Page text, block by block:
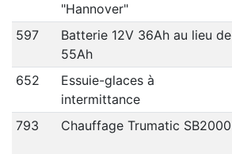
"Hannover"
597
Batterie 12V 36Ah au lieu de
55Ah
652
Essuie-glaces à
intermittance
793 Chauffage Trumatic SB2000